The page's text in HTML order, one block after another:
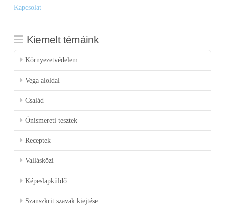
Kapcsolat
Kiemelt témáink
Környezetvédelem
Vega aloldal
Család
Önismereti tesztek
Receptek
Vallásközi
Képeslapküldő
Szanszkrit szavak kiejtése